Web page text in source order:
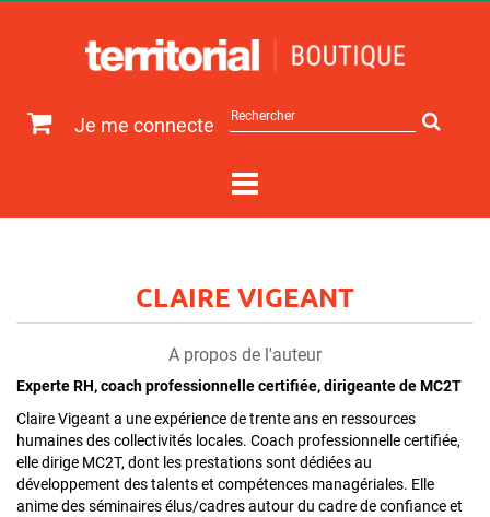
Je me connecte
sur
CLAIRE VIGEANT
A propos de l'auteur
Experte RH, coach professionnelle certifiée, dirigeante de MC2T
Claire Vigeant a une expérience de trente ans en ressources
humaines des collectivités locales. Coach professionnelle certifiée,
elle dirige MC2T, dont les prestations sont dédiées au
développement des talents et compétences managériales. Elle
anime des séminaires élus/cadres autour du cadre de confiance et